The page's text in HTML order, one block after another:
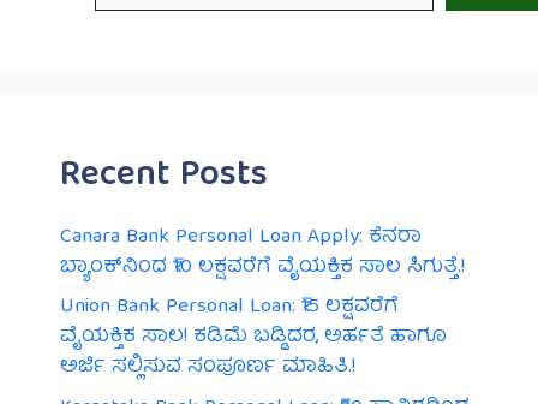
Recent Posts
Canara Bank Personal Loan Apply: ಕೆನರಾ
ಬ್ಯಾಂಕ್‌ನಿಂದ ₹10 ಲಕ್ಷವರೆಗೆ ವೈಯಕ್ತಿಕ ಸಾಲ ಸಿಗುತ್ತೆ.!
Union Bank Personal Loan: ₹15 ಲಕ್ಷವರೆಗೆ
ವೈಯಕ್ತಿಕ ಸಾಲ! ಕಡಿಮೆ ಬಡ್ಡಿದರ, ಅರ್ಹತೆ ಹಾಗೂ
ಅರ್ಜಿ ಸಲ್ಲಿಸುವ ಸಂಪೂರ್ಣ ಮಾಹಿತಿ.!